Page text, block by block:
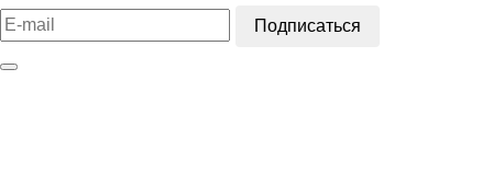
Подписаться